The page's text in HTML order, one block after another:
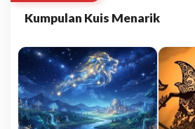
Kumpulan Kuis Menarik